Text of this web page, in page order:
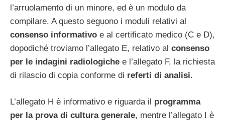
l’arruolamento di un minore, ed è un modulo da
compilare. A questo seguono i moduli relativi al
consenso informativo e al certificato medico (C e D),
dopodiché troviamo l’allegato E, relativo al consenso
per le indagini radiologiche e l’allegato F, la richiesta
di rilascio di copia conforme di referti di analisi.
L’allegato H è informativo e riguarda il programma
per la prova di cultura generale, mentre l’allegato I è